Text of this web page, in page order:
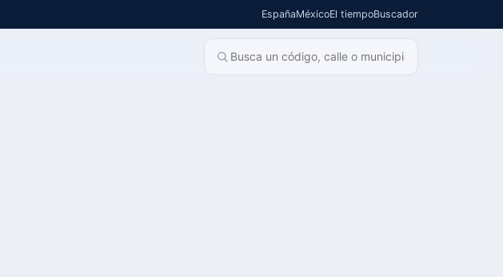
EspañaMéxicoEl tiempoBuscador